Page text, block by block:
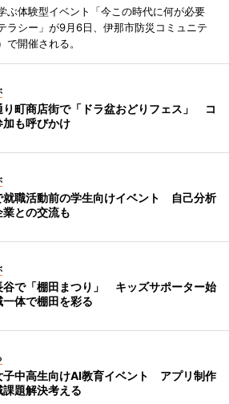
ぶ体験型イベント「今この時代に何が必要
ラシー」が9月6日、伊那市防災コミュニテ
で開催される。
り町商店街で「ドラ盆おどりフェス」 コ
加も呼びかけ
就職活動前の学生向けイベント 自己分析
との交流も
谷で「棚田まつり」 キッズサポーター始
体で棚田を彩る
子中高生向けAI教育イベント アプリ制作
題解決考える